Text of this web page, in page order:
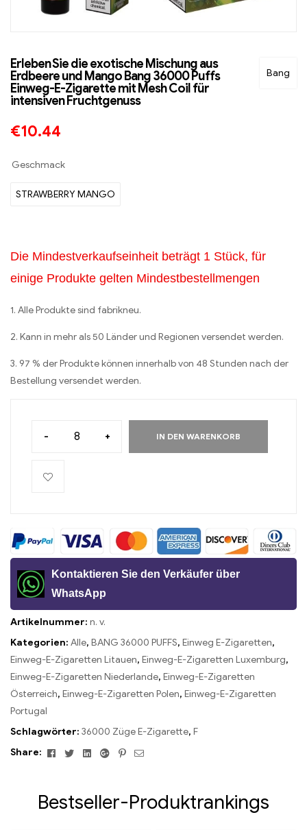
Bang
Erleben Sie die exotische Mischung aus
Erdbeere und Mango Bang 36000 Puffs
Einweg-E-Zigarette mit Mesh Coil für
intensiven Fruchtgenuss
€10.44
Geschmack
STRAWBERRY MANGO
Die Mindestverkaufseinheit beträgt 1 Stück, für
einige Produkte gelten Mindestbestellmengen
1. Alle Produkte sind fabrikneu.
2. Kann in mehr als 50 Länder und Regionen versendet werden.
3. 97 % der Produkte können innerhalb von 48 Stunden nach der
Bestellung versendet werden.
- + IN DEN WARENKORB
Kontaktieren Sie den Verkäufer über
WhatsApp
Artikelnummer: n. v.
Kategorien: Alle, BANG 36000 PUFFS, Einweg E-Zigaretten,
Einweg-E-Zigaretten Litauen, Einweg-E-Zigaretten Luxemburg,
Einweg-E-Zigaretten Niederlande, Einweg-E-Zigaretten
Österreich, Einweg-E-Zigaretten Polen, Einweg-E-Zigaretten
Portugal
Schlagwörter: 36000 Züge E-Zigarette, F
Share:
FacebookTwitterLinkedinGoogle+Pinterest
Email
Bestseller-Produktrankings